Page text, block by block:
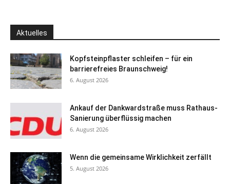
Aktuelles
Kopfsteinpflaster schleifen – für ein
barrierefreies Braunschweig!
6. August 2026
Ankauf der Dankwardstraße muss Rathaus-
Sanierung überflüssig machen
6. August 2026
Wenn die gemeinsame Wirklichkeit zerfällt
5. August 2026